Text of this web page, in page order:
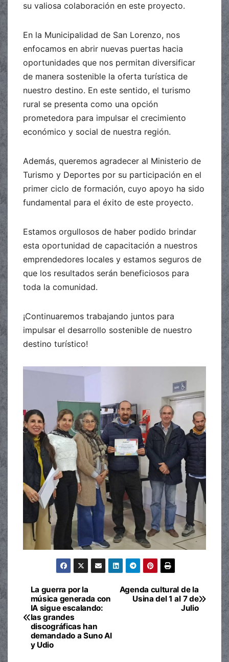
su valiosa colaboración en este proyecto.
En la Municipalidad de San Lorenzo, nos
enfocamos en abrir nuevas puertas hacia
oportunidades que nos permitan diversificar
de manera sostenible la oferta turística de
nuestro destino. En este sentido, el turismo
rural se presenta como una opción
prometedora para impulsar el crecimiento
económico y social de nuestra región.
Además, queremos agradecer al Ministerio de
Turismo y Deportes por su participación en el
primer ciclo de formación, cuyo apoyo ha sido
fundamental para el éxito de este proyecto.
Estamos orgullosos de haber podido brindar
esta oportunidad de capacitación a nuestros
emprendedores locales y estamos seguros de
que los resultados serán beneficiosos para
toda la comunidad.
¡Continuaremos trabajando juntos para
impulsar el desarrollo sostenible de nuestro
destino turístico!
Navegación
de
entradas
Agenda cultural de la
Usina del 1 al 7 de
Julio
La guerra por la
música generada con
IA sigue escalando:
las grandes
discográficas han
demandado a Suno AI
y Udio